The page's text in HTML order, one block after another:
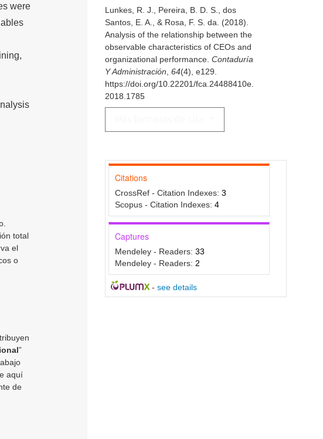
Lunkes, R. J., Pereira, B. D. S., dos
Santos, E. A., & Rosa, F. S. da. (2018).
Analysis of the relationship between the
observable characteristics of CEOs and
organizational performance. Contaduría
Y Administración 64(4), e129.
https://doi.org/10.22201/fca.24488410e.
2018.1785
Citations
CrossRef - Citation Indexes: 3
Scopus - Citation Indexes: 4
Captures
Mendeley - Readers: 33
Mendeley - Readers: 2
- see details
were
total
el
o
”
aquí
de